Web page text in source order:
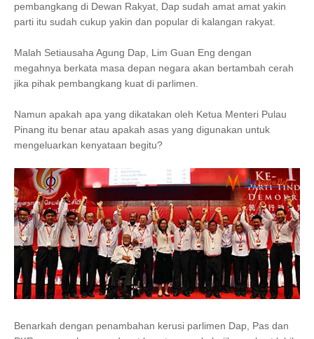
pembangkang di Dewan Rakyat, Dap sudah amat amat yakin
parti itu sudah cukup yakin dan popular di kalangan rakyat.
Malah Setiausaha Agung Dap, Lim Guan Eng dengan
megahnya berkata masa depan negara akan bertambah cerah
jika pihak pembangkang kuat di parlimen.
Namun apakah apa yang dikatakan oleh Ketua Menteri Pulau
Pinang itu benar atau apakah asas yang digunakan untuk
mengeluarkan kenyataan begitu?
Benarkah dengan penambahan kerusi parlimen Dap, Pas dan